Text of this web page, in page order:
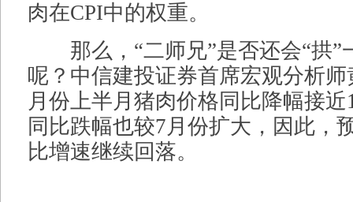
肉在CPI中的权重。
那么，“二师兄”是否还会“拱”
呢？中信建投证券首席宏观分析
月份上半月猪肉价格同比降幅接
同比跌幅也较7月份扩大，因此，
比增速继续回落。